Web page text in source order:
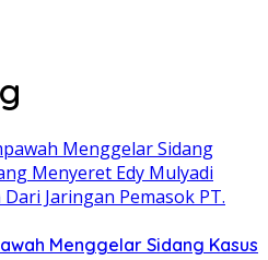
Menggelar Sidang Kasus